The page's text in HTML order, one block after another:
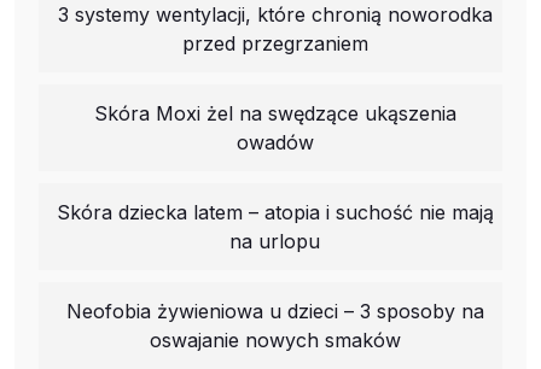
3 systemy wentylacji, które chronią noworodka
przed przegrzaniem
Skóra Moxi żel na swędzące ukąszenia
owadów
Skóra dziecka latem – atopia i suchość nie mają
na urlopu
Neofobia żywieniowa u dzieci – 3 sposoby na
oswajanie nowych smaków